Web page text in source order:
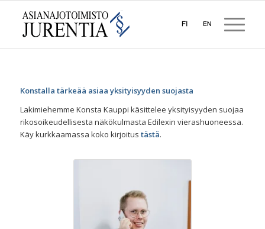
Konstalla tärkeää asiaa yksityisyyden suojasta
Lakimiehemme Konsta Kauppi käsittelee yksityisyyden suojaa
rikosoikeudellisesta näkökulmasta Edilexin vierashuoneessa.
Käy kurkkaamassa koko kirjoitus tästä.